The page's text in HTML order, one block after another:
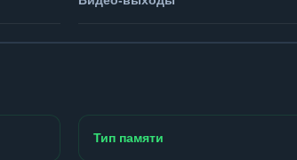
Тип памяти